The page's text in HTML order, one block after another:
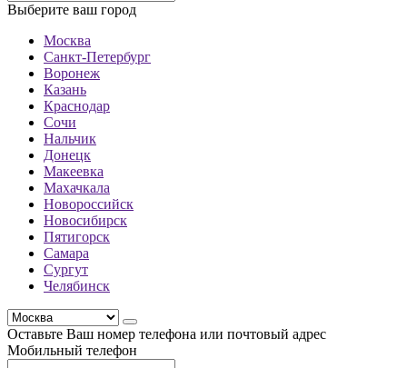
Выберите ваш город
Москва
Санкт-Петербург
Воронеж
Казань
Краснодар
Сочи
Нальчик
Донецк
Макеевка
Махачкала
Новороссийск
Новосибирск
Пятигорск
Самара
Сургут
Челябинск
Оставьте Ваш номер телефона или почтовый адрес
Мобильный телефон